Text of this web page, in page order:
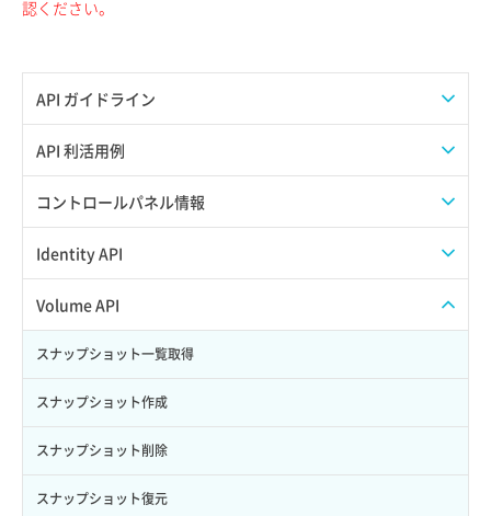
API ガイドライン
APIのご利用について
API 利活用例
APIでAPIサブユーザーを作成する
APIでVPSにISOイメージを挿入する
APIでVPSを作成する
コントロールパネル情報
APIユーザーを作成する
API情報を確認する
Identity API
Credential一覧取得
Credential作成
Credential削除
Credential詳細取得
サブユーザーからロールを紐づけ解除
Volume API
スナップショット一覧取得
スナップショット作成
スナップショット削除
スナップショット復元
認ください。